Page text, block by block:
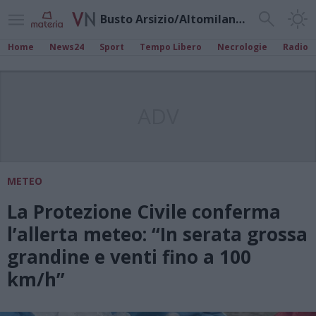
Busto Arsizio/Altomilanese
Home News24 Sport Tempo Libero Necrologie Radio
METEO
La Protezione Civile conferma
l’allerta meteo: “In serata grossa
grandine e venti fino a 100
km/h”